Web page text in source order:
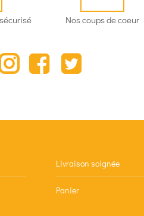
Nos coups de coeur
Instagram
Livraison soignée
Panier